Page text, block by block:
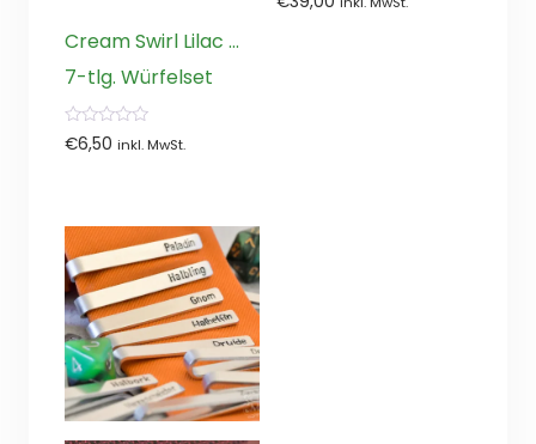
Cream Swirl Lilac …
7-tlg. Würfelset
0
von
€6,50 inkl. MwSt.
von